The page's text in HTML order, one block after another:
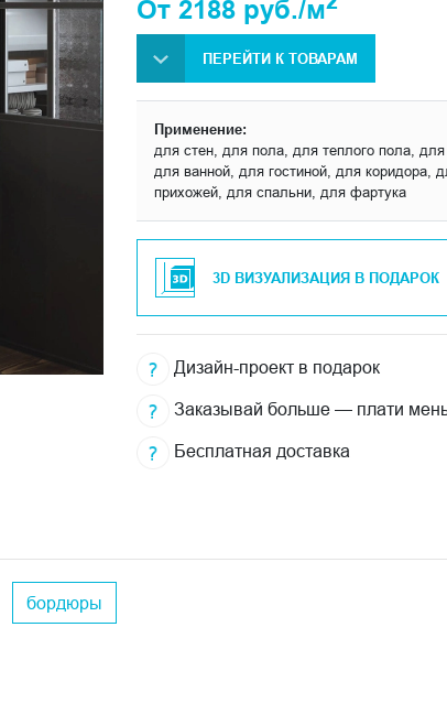
От 2188 руб./м
ПЕРЕЙТИ К ТОВАРАМ
Применение:
для стен, для пола, для теплого пола,
для ванной, для гостиной, для коридора,
прихожей, для спальни, для фартука
3D ВИЗУАЛИЗАЦИЯ В ПОДАРОК
Дизайн-проект в подарок
Заказывай больше — плати
Бесплатная доставка
бордюры